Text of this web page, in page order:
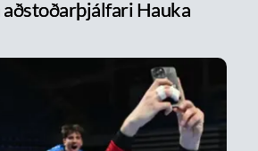
aðstoðarþjálfari Hauka